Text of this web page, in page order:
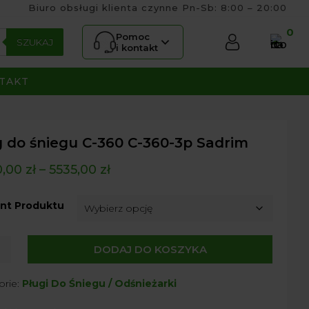
Biuro obsługi klienta czynne Pn-Sb: 8:00 – 20:00
SZUKAJ
Pomoc
i kontakt
0
do śniegu C-360 C-360-3p Sadrim
zł – 5535,00 zł
Produktu
DODAJ DO KOSZYKA
Pługi Do Śniegu / Odśnieżarki